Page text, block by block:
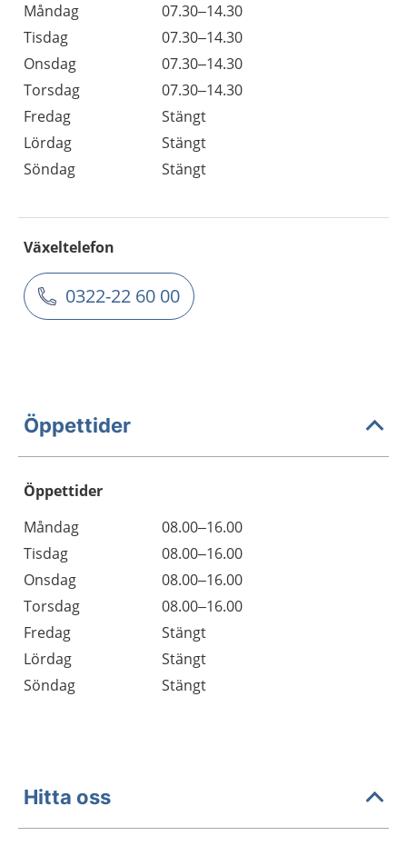
Måndag
07.30–14.30
Tisdag
07.30–14.30
Onsdag
07.30–14.30
Torsdag
07.30–14.30
Fredag
Stängt
Lördag
Stängt
Söndag
Stängt
Växeltelefon
0322-22 60 00
Öppettider
Öppettider
Dag
Öppettider
Kommentarer
Måndag
08.00–16.00
Tisdag
08.00–16.00
Onsdag
08.00–16.00
Torsdag
08.00–16.00
Fredag
Stängt
Lördag
Stängt
Söndag
Stängt
Hitta oss